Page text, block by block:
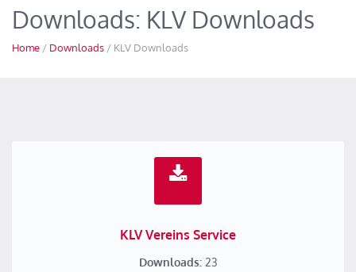
Downloads: KLV Downloads
Home / Downloads / KLV Downloads
KLV Vereins Service
Downloads: 23